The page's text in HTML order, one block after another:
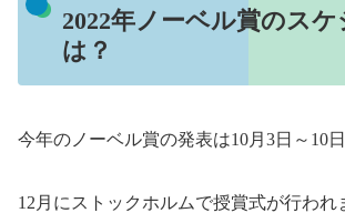
2022年ノーベル賞のス
は？
今年のノーベル賞の発表は10月3日～10
12月にストックホルムで授賞式が行われ